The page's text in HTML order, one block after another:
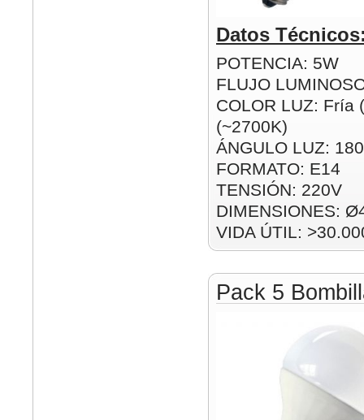
Datos
POTENCIA: 5W
FLUJO
COLOR LUZ: Fría
(~2700K)
ÁNGULO LUZ:
FORMATO: E14
TENSIÓN: 220V
DIMENSIONES:
VIDA ÚTIL:
Pack 5